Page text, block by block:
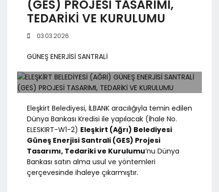
(GES) PROJESİ TASARIMI,
TEDARİKİ VE KURULUMU
03.03.2026
GÜNEŞ ENERJİSİ SANTRALİ
Eleşkirt Belediyesi, İLBANK aracılığıyla temin edilen
Dünya Bankası Kredisi ile yapılacak (İhale No.
ELESKIRT-W1-2) Eleşkirt (Ağrı) Belediyesi
Güneş Enerjisi Santrali (GES) Projesi
Tasarımı, Tedariki ve Kurulumu’nu Dünya
Bankası satın alma usul ve yöntemleri
çerçevesinde ihaleye çıkarmıştır.